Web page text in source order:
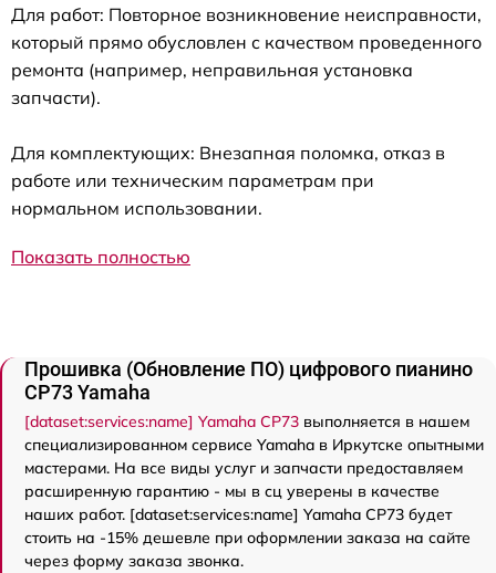
Для работ: Повторное возникновение неисправности,
который прямо обусловлен с качеством проведенного
ремонта (например, неправильная установка
запчасти).
Для комплектующих: Внезапная поломка, отказ в
работе или техническим параметрам при
нормальном использовании.
Показать полностью
Прошивка (Обновление ПО) цифрового пианино
CP73 Yamaha
[dataset:services:name] Yamaha CP73 выполняется в нашем
специализированном сервисе Yamaha в Иркутске опытными
мастерами. На все виды услуг и запчасти предоставляем
расширенную гарантию - мы в сц уверены в качестве
наших работ. [dataset:services:name] Yamaha CP73 будет
стоить на -15% дешевле при оформлении заказа на сайте
через форму заказа звонка.